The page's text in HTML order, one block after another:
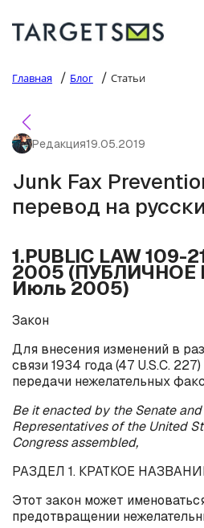
Главная / Блог / Статьи
Редакция19.05.2019
Junk Fax
перевод на
1.PUBLIC LAW 109-
2005 (ПУБЛИЧНОЕ
Июль 2005)
Закон
Для внесения изменений в
связи 1934 года (47 U.S.C.
передачи нежелательных
Be it enacted by the Senate
Representatives of the United
Congress assembled,
РАЗДЕЛ 1. КРАТКОЕ
Этот закон может
предотвращении